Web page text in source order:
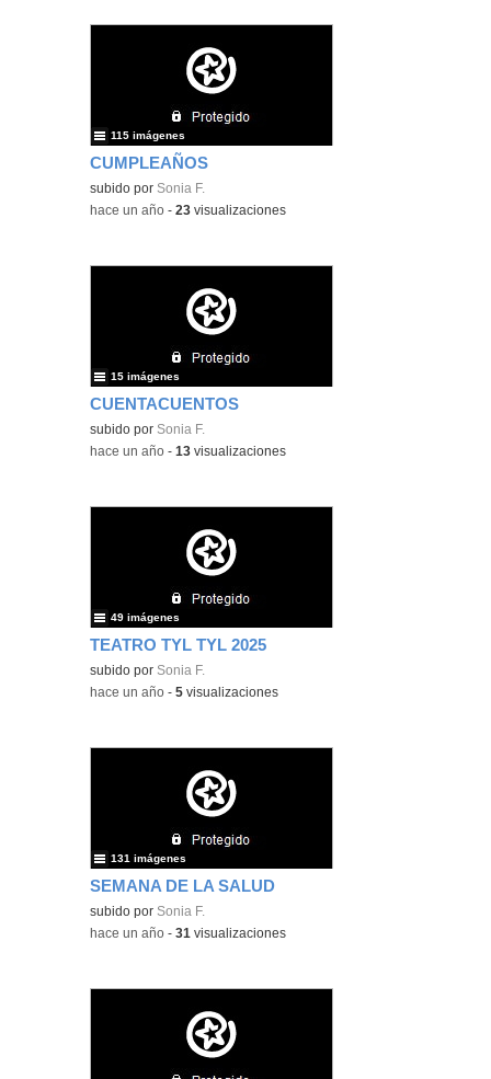
CUMPLEAÑOS
subido por Sonia F.
115 imágenes
-hace un año -23 visualizaciones
CUENTACUENTOS
subido por Sonia F.
15 imágenes
-hace un año -13 visualizaciones
TEATRO TYL TYL 2025
subido por Sonia F.
49 imágenes
-hace un año -5 visualizaciones
SEMANA DE LA SALUD
subido por Sonia F.
131 imágenes
-hace un año -31 visualizaciones